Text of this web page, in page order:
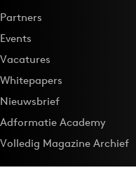
Partners
Events
Vacatures
Whitepapers
Nieuwsbrief
Adformatie Academy
Volledig Magazine Archief